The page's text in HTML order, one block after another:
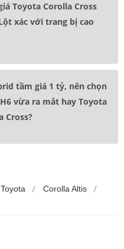
Toyota Corolla Cross
xác với trang bị cao
tầm giá 1 tỷ, nên chọn
vừa ra mắt hay Toyota
Cross?
Toyota
Corolla Altis